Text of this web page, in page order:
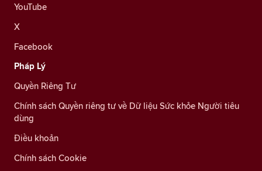
YouTube
X
Facebook
Pháp Lý
Quyền Riêng Tư
Chính sách Quyền riêng tư về Dữ liệu Sức khỏe Người tiêu
dùng
Điều khoản
Chính sách Cookie